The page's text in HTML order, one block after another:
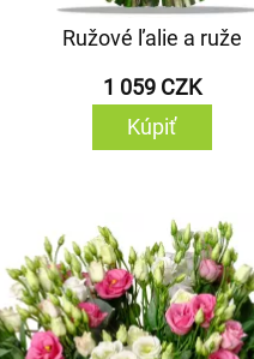
Ružové ľalie a ruže
1 059 CZK
Kúpiť